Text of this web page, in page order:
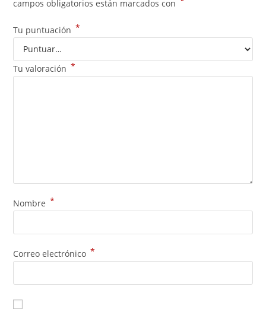
campos obligatorios están marcados con
Tu puntuación *
Tu valoración *
Nombre *
Correo electrónico *